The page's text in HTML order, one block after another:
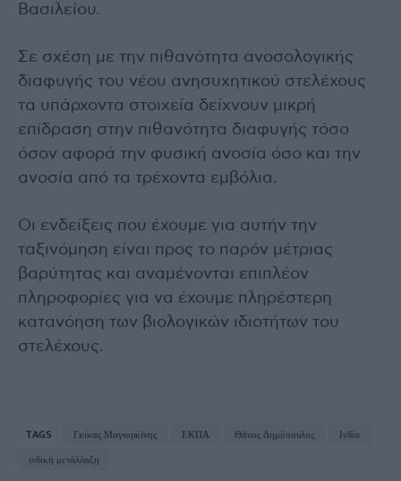
Βασιλείου.
Σε σχέση με την πιθανότητα ανοσολογικής
διαφυγής του νέου ανησυχητικού στελέχους
τα υπάρχοντα στοιχεία δείχνουν μικρή
επίδραση στην πιθανότητα διαφυγής τόσο
όσον αφορά την φυσική ανοσία όσο και την
ανοσία από τα τρέχοντα εμβόλια.
Οι ενδείξεις που έχουμε για αυτήν την
ταξινόμηση είναι προς το παρόν μέτριας
βαρύτητας και αναμένονται επιπλέον
πληροφορίες για να έχουμε πληρέστερη
κατανόηση των βιολογικών ιδιοτήτων του
στελέχους.
TAGS Γκίκας Μαγιορκίνης ΕΚΠΑ Θάνος Δημόπουλος
Ινδία
ινδική μετάλλαξη